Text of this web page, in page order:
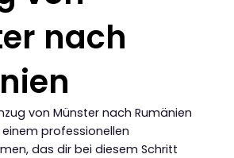
nach
von Münster nach Rumänien
professionellen
das dir bei diesem Schritt